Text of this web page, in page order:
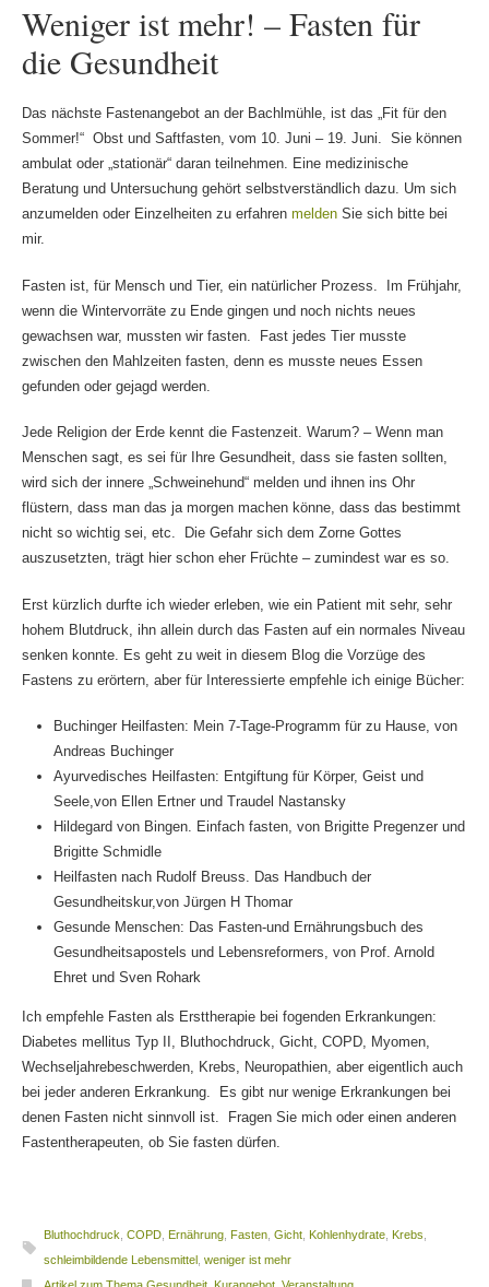
Weniger ist mehr! – Fasten für
die Gesundheit
Das nächste Fastenangebot an der Bachlmühle, ist das „Fit für den
Sommer!“ Obst und Saftfasten, vom 10. Juni – 19. Juni. Sie können
ambulat oder „stationär“ daran teilnehmen. Eine medizinische
Beratung und Untersuchung gehört selbstverständlich dazu. Um sich
anzumelden oder Einzelheiten zu erfahren meldenSie sich bitte bei
mir.
Fasten ist, für Mensch und Tier, ein natürlicher Prozess. Im Frühjahr,
wenn die Wintervorräte zu Ende gingen und noch nichts neues
gewachsen war, mussten wir fasten. Fast jedes Tier musste
zwischen den Mahlzeiten fasten, denn es musste neues Essen
gefunden oder gejagd werden.
Jede Religion der Erde kennt die Fastenzeit. Warum? – Wenn man
Menschen sagt, es sei für Ihre Gesundheit, dass sie fasten sollten,
wird sich der innere „Schweinehund“ melden und ihnen ins Ohr
flüstern, dass man das ja morgen machen könne, dass das bestimmt
nicht so wichtig sei, etc. Die Gefahr sich dem Zorne Gottes
auszusetzten, trägt hier schon eher Früchte – zumindest war es so.
Erst kürzlich durfte ich wieder erleben, wie ein Patient mit sehr, sehr
hohem Blutdruck, ihn allein durch das Fasten auf ein normales Niveau
senken konnte. Es geht zu weit in diesem Blog die Vorzüge des
Fastens zu erörtern, aber für Interessierte empfehle ich einige Bücher:
Buchinger Heilfasten: Mein 7-Tage-Programm für zu Hause, von
Andreas Buchinger
Ayurvedisches Heilfasten: Entgiftung für Körper, Geist und
Seele,von Ellen Ertner und Traudel Nastansky
Hildegard von Bingen. Einfach fasten, von Brigitte Pregenzer und
Brigitte Schmidle
Heilfasten nach Rudolf Breuss. Das Handbuch der
Gesundheitskur,von Jürgen H Thomar
Gesunde Menschen: Das Fasten-und Ernährungsbuch des
Gesundheitsapostels und Lebensreformers, von Prof. Arnold
Ehret und Sven Rohark
Ich empfehle Fasten als Ersttherapie bei fogenden Erkrankungen:
Diabetes mellitus Typ II, Bluthochdruck, Gicht, COPD, Myomen,
Wechseljahrebeschwerden, Krebs, Neuropathien, aber eigentlich auch
bei jeder anderen Erkrankung. Es gibt nur wenige Erkrankungen bei
denen Fasten nicht sinnvoll ist. Fragen Sie mich oder einen anderen
Fastentherapeuten, ob Sie fasten dürfen.
Bluthochdruck COPD, Ernährung, Fasten, Gicht, Kohlenhydrate, Krebs
schleimbildende Lebensmittel, weniger ist mehr